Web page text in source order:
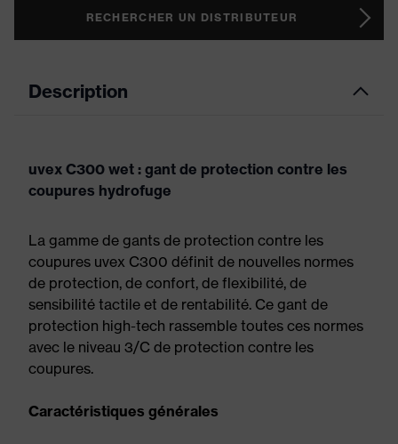
RECHERCHER UN DISTRIBUTEUR
Description
uvex C300 wet : gant de protection contre les
coupures hydrofuge
La gamme de gants de protection contre les
coupures uvex C300 définit de nouvelles normes
de protection, de confort, de flexibilité, de
sensibilité tactile et de rentabilité. Ce gant de
protection high-tech rassemble toutes ces normes
avec le niveau 3/C de protection contre les
coupures.
Caractéristiques générales